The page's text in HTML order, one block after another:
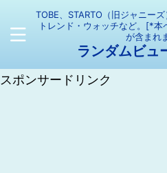
TOBE、STARTO（旧ジャニー
トレンド・ウォッチなど。[*本
が含まれ
ランダムビュ
スポンサードリンク